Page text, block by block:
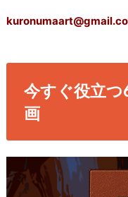
今すぐ役立
画